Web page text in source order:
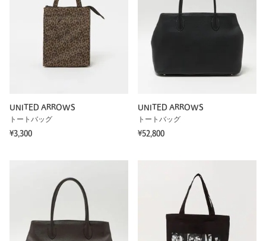
UNITED ARROWS
トートバッグ
¥3,300
UNITED ARROWS
トートバッグ
¥52,800